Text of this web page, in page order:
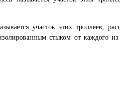
участок этих троллеев,
стыком от каждого